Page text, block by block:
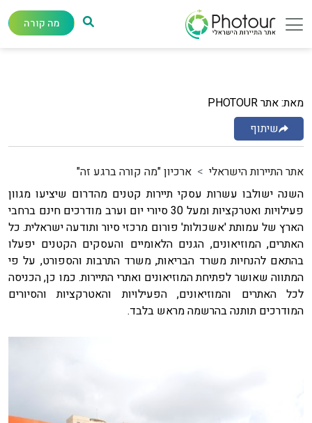
מה קורה
מאת: אתר PHOTOUR
שיתוף
אתר התיירות הישראלי
ארכיון "מה קורה ברגע זה"
השנה ישולבו עשרות עסקי תיירות קטנים מהדרום שיציעו מגוון
פעילויות ואטרקציות ומעל 30 סיורי יום וערב מודרכים חינם ברחבי
הארץ של עמותת 'אשכולות' פורום מרכזי סיור ותודעה ישראלית. כל
האתרים, המוזיאונים, הגנים הלאומיים והעסקים הקטנים יפעלו
בהתאם להנחיות משרד הבריאות, משרד התרבות והספורט, על פי
המתווה שאושר לפתיחת המוזיאונים ואתרי התיירות. כמו כן, הכניסה
לכל האתרים והמוזיאונים, הפעילויות והאטרקציות והסיורים
המודרכים תותנה בהרשמה מראש בלבד.